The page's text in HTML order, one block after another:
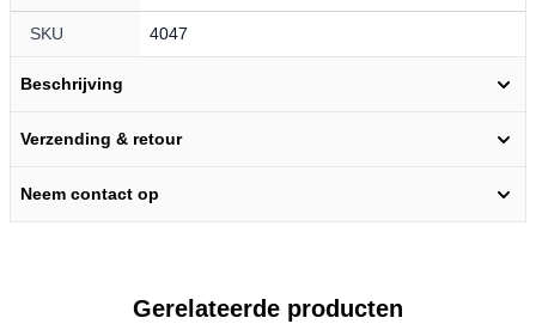
SKU 4047
Beschrijving
Verzending & retour
Neem contact op
Gerelateerde producten